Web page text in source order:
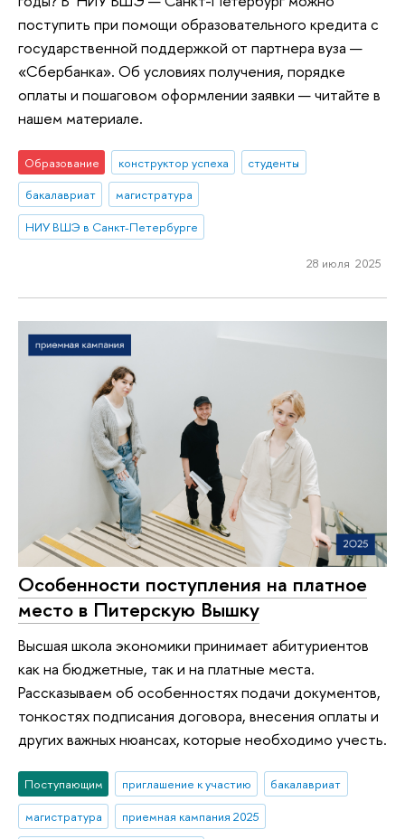
поступить при помощи образовательного кредита с
государственной поддержкой от партнера вуза —
«Сбербанка». Об условиях получения, порядке
оплаты и пошаговом оформлении заявки — читайте в
нашем материале.
Образование конструктор успеха
студенты
бакалавриат
магистратура
НИУ ВШЭ в Санкт-Петербурге
28 июля 2025
Особенности поступления на платное
место в Питерскую Вышку
Высшая школа экономики принимает абитуриентов
как на бюджетные, так и на платные места.
Рассказываем об особенностях подачи документов,
тонкостях подписания договора, внесения оплаты и
других важных нюансах, которые необходимо учесть.
Поступающим приглашение к участию
бакалавриат
магистратура
приемная кампания 2025